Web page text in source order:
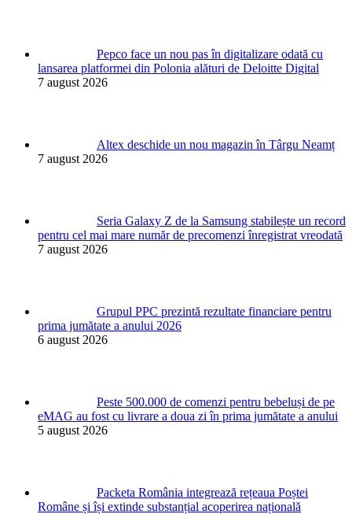
Pepco face un nou pas în digitalizare odată cu
lansarea platformei din Polonia alături de Deloitte Digital
7 august 2026
Altex deschide un nou magazin în Târgu Neamț
7 august 2026
Seria Galaxy Z de la Samsung stabilește un record
pentru cel mai mare număr de precomenzi înregistrat vreodată
7 august 2026
Grupul PPC prezintă rezultate financiare pentru
prima jumătate a anului 2026
6 august 2026
Peste 500.000 de comenzi pentru bebeluși de pe
eMAG au fost cu livrare a doua zi în prima jumătate a anului
5 august 2026
Packeta România integrează rețeaua Poștei
Române și își extinde substanțial acoperirea națională